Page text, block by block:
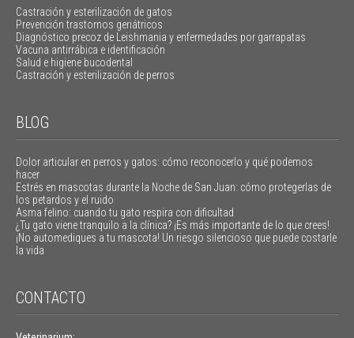
Castración y esterilización de gatos
Prevención trastornos geriátricos
Diagnóstico precoz de Leishmania y enfermedades por garrapatas
Vacuna antirrábica e identificación
Salud e higiene bucodental
Castración y esterilización de perros
BLOG
Dolor articular en perros y gatos: cómo reconocerlo y qué podemos
hacer
Estrés en mascotas durante la Noche de San Juan: cómo protegerlas de
los petardos y el ruido
Asma felino: cuando tu gato respira con dificultad
¿Tu gato viene tranquilo a la clínica? ¡Es más importante de lo que crees!
¡No automediques a tu mascota! Un riesgo silencioso que puede costarle
la vida
CONTACTO